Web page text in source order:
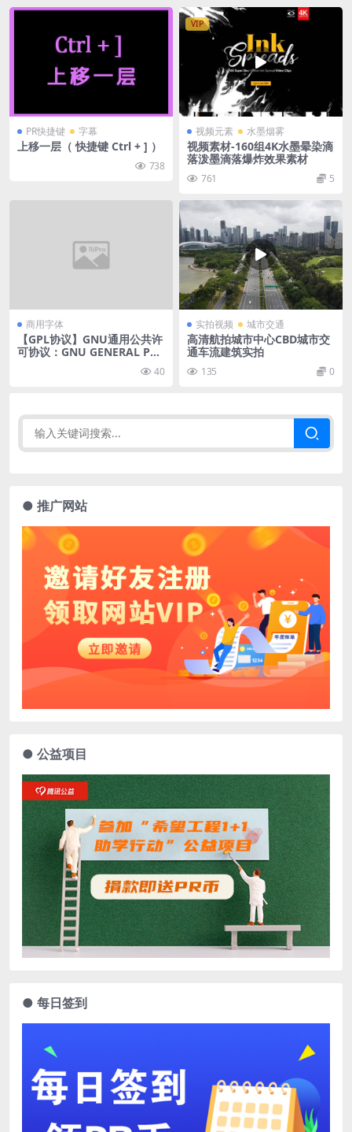
PR快捷键 字幕
上移一层（ 快捷键 Ctrl + ] ）
738
VIP
视频元素 水墨烟雾
视频素材-160组4K水墨晕染滴
落泼墨滴落爆炸效果素材
761 5
商用字体
【GPL协议】GNU通用公共许
可协议：GNU GENERAL PU
40
实拍视频 城市交通
高清航拍城市中心CBD城市交
通车流建筑实拍
135 0
● 推广网站
● 公益项目
● 每日签到